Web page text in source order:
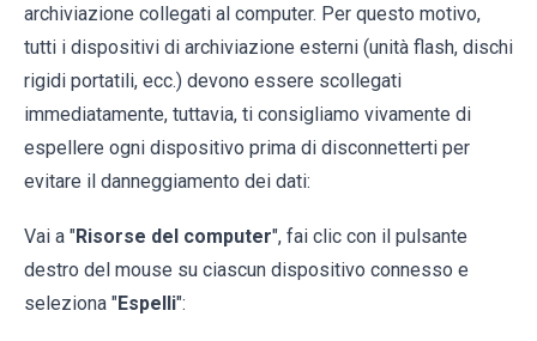
archiviazione collegati al computer. Per questo motivo,
tutti i dispositivi di archiviazione esterni (unità flash, dischi
rigidi portatili, ecc.) devono essere scollegati
immediatamente, tuttavia, ti consigliamo vivamente di
espellere ogni dispositivo prima di disconnetterti per
evitare il danneggiamento dei dati:
Vai a "Risorse del computer", fai clic con il pulsante
destro del mouse su ciascun dispositivo connesso e
seleziona "Espelli":